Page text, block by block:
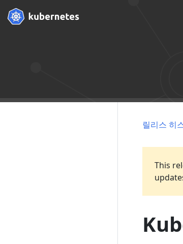
릴리스 히
This